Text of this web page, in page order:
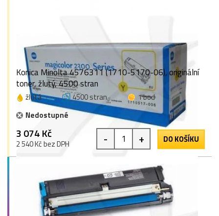
Konica Minolta 4576311 (1710-5170-06), originální
toner, žlutý, 4500 stran
žlutá 4500 stran
1 bod
Nedostupné
3 074 Kč
2 540 Kč bez DPH - + DO KOŠÍKU